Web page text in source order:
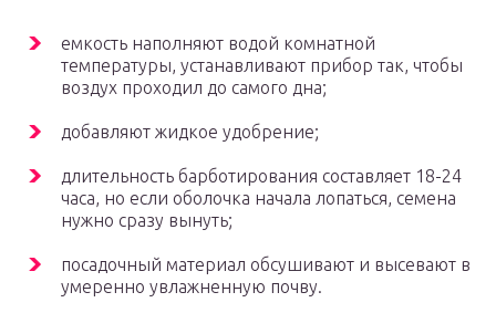
емкость наполняют водой комнатной
температуры, устанавливают прибор так, чтобы
воздух проходил до самого дна;
добавляют жидкое удобрение;
длительность барботирования составляет 18-24
часа, но если оболочка начала лопаться, семена
нужно сразу вынуть;
посадочный материал обсушивают и высевают в
умеренно увлажненную почву.